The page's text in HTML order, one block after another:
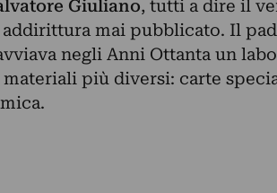
Giuliano, tutti a dire il
mai pubblicato. Il
negli Anni Ottanta un
più diversi: carte